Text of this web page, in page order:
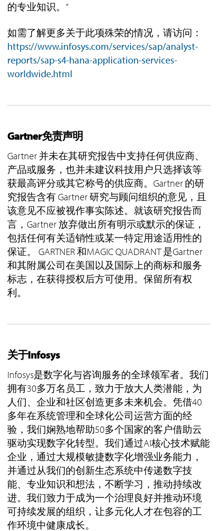
的专业知识。”
如需了解更多关于此项殊荣的情况，请访问：
https://www.infosys.com/services/sap/analyst-
reports/sap-s4-hana-application-services-
worldwide.html
Gartner免责声明
Gartner 并未在其研究报告中支持任何供应商、
产品或服务，也并未建议科技用户只选择该等
获最高评分或其它称号的供应商。Gartner 的研
究报告含有 Gartner 研究与顾问组织的意见，且
该意见不应被视作事实陈述。就该研究报告而
言，Gartner 放弃做出所有明示或默示的保证，
包括任何有关适销性或某一特定用途适用性的
保证。 GARTNER 和MAGIC QUADRANT 是Gartner
和其附属公司在美国以及国际上的商标和服务
标志，在获得授权后方可使用。保留所有权
利。
关于Infosys
Infosys是数字化与咨询服务的全球领军者。我们
拥有30多万名员工，致力于放大人类潜能，为
人们、企业和社区创造更多未来机会。凭借40
多年在系统管理和全球化公司运营方面的经
验，我们娴熟地帮助50多个国家的客户借助云
驱动实现数字化转型。我们通过AI核心技术赋能
企业，通过大规模敏捷数字化增强业务能力，
并通过从我们的创新生态系统中传递数字技
能、专业知识和想法，不断学习，推动持续改
进。我们致力于成为一个治理良好并推动环境
可持续发展的组织，让多元化人才在包容的工
作环境中健康成长。